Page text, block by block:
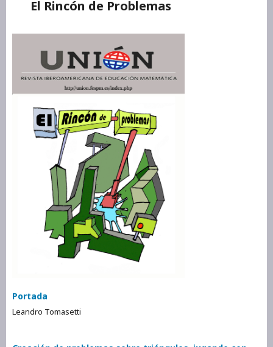
El Rincón de Problemas
Portada
Leandro Tomasetti